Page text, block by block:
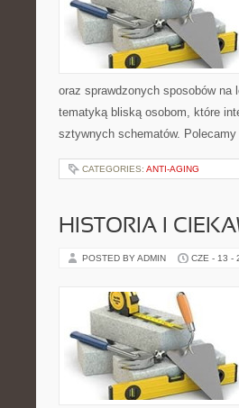
oraz sprawdzonych sposobów na
tematyką bliską osobom, które
sztywnych schematów.
CATEGORIES: ANTI-AGING
HISTORIA I
POSTED BY ADMIN CZE - 13 -